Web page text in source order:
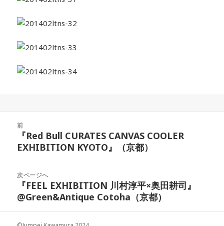
前
前
の
稿:
『Red Bull CURATES CANVAS COOLER
EXHIBITION KYOTO』（京都）
次ページへ
次
の
稿:
『FEEL EXHIBITION 川村淳平×奥田耕司』
@Green&Antique Cotoha（京都）